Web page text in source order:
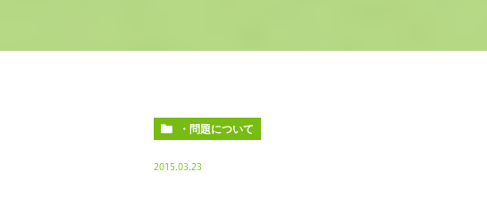
・問題について
2015.03.23